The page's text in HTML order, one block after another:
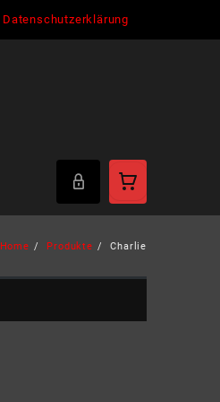
Datenschutzerklärung
Home Produkte Charlie